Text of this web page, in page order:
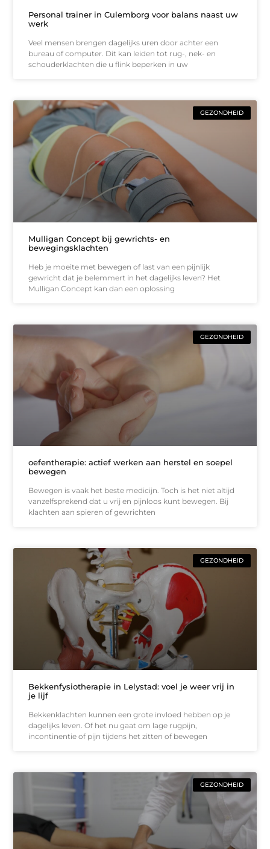
Personal trainer in Culemborg voor balans naast uw
werk
Veel mensen brengen dagelijks uren door achter een
bureau of computer. Dit kan leiden tot rug-, nek- en
schouderklachten die u flink beperken in uw
GEZONDHEID
Mulligan Concept bij gewrichts- en
bewegingsklachten
Heb je moeite met bewegen of last van een pijnlijk
gewricht dat je belemmert in het dagelijks leven? Het
Mulligan Concept kan dan een oplossing
GEZONDHEID
oefentherapie: actief werken aan herstel en soepel
bewegen
Bewegen is vaak het beste medicijn. Toch is het niet altijd
vanzelfsprekend dat u vrij en pijnloos kunt bewegen. Bij
klachten aan spieren of gewrichten
GEZONDHEID
Bekkenfysiotherapie in Lelystad: voel je weer vrij in
je lijf
Bekkenklachten kunnen een grote invloed hebben op je
dagelijks leven. Of het nu gaat om lage rugpijn,
incontinentie of pijn tijdens het zitten of bewegen
GEZONDHEID